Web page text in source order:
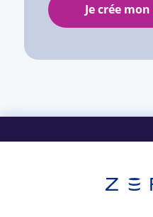
Je crée